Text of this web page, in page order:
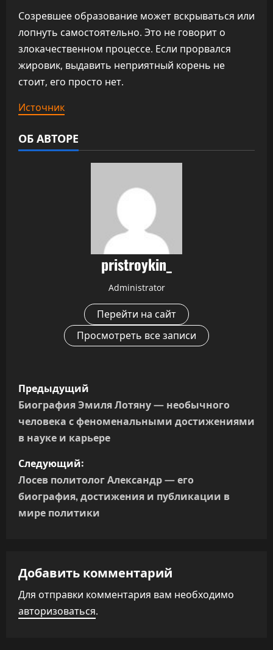
Созревшее образование может вскрываться или
лопнуть самостоятельно. Это не говорит о
злокачественном процессе. Если прорвался
жировик, выдавить неприятный корень не
стоит, его просто нет.
Источник
ОБ АВТОРЕ
pristroykin_
Administrator
Перейти на сайт
Просмотреть все записи
Н
а
в
и
г
а
и
я
п
Предыдущий
Биография Эмиля Лотяну — необычного
человека с феноменальными достижениями
в науке и карьере
Следующий:
Лосев политолог Александр — его
биография, достижения и публикации в
мире политики
Добавить комментарий
Для отправки комментария вам необходимо
авторизоваться.